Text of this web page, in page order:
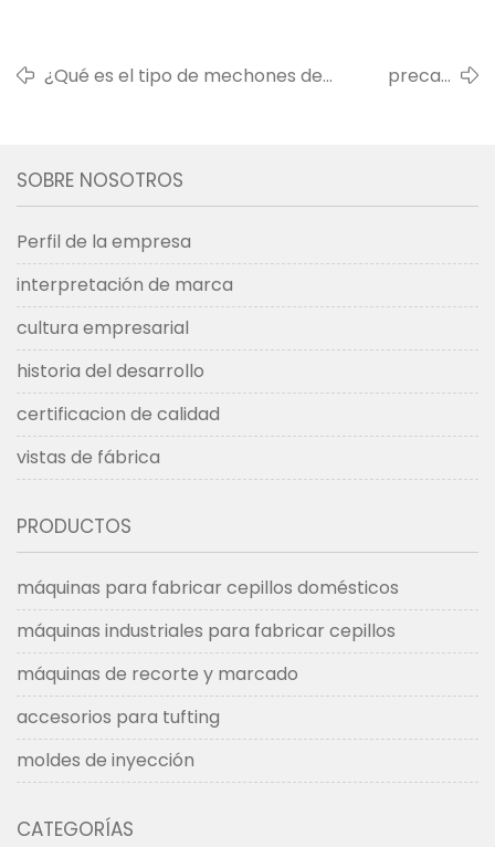
¿Qué es el tipo de mechones de
SOBRE NOSOTROS
Perfil de la empresa
interpretación de marca
cultura empresarial
historia del desarrollo
certificacion de calidad
vistas de fábrica
PRODUCTOS
máquinas para fabricar cepillos domésticos
máquinas industriales para fabricar cepillos
máquinas de recorte y marcado
accesorios para tufting
moldes de inyección
CATEGORÍAS